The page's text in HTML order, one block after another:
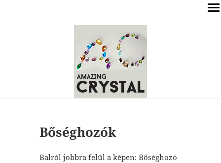
ÍRÁSOK
ÁSVÁNYOK HATÁSAI
ELÉRHETŐSÉG
Bőséghozók
Balról jobbra felül a képen: Bőséghozó